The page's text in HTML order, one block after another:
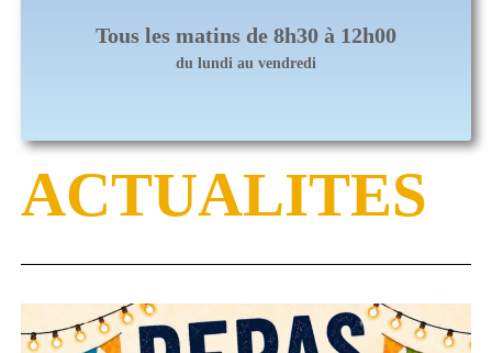
Tous les matins de 8h30 à 12h00
du lundi au vendredi
ACTUALITES